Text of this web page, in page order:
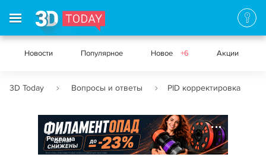
Новости Популярное Новое +6 Акции
3D Today Вопросы и ответы PID корректировка
Реклама